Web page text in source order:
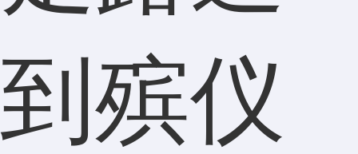
到殡仪